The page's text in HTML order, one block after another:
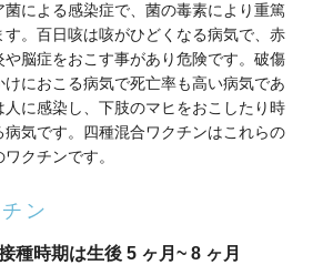
による感染症で、菌の毒素により重篤
。百日咳は咳がひどくなる病気で、赤
脳症をおこす事があり危険です。破傷
けにおこる病気で死亡率も高い病気であ
人に感染し、下肢のマヒをおこしたり時
気です。四種混合ワクチンはこれらの
クチンです。
ン
種時期は生後 5 ヶ月~ 8 ヶ月